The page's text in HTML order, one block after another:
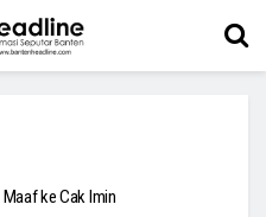
Maaf ke Cak Imin